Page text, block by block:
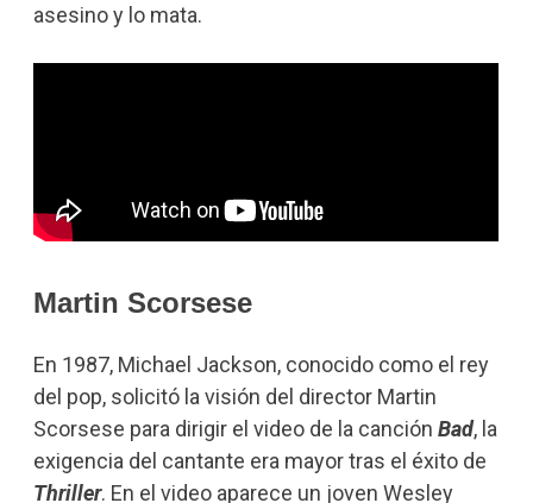
asesino y lo mata.
Martin Scorsese
En 1987, Michael Jackson, conocido como el rey
del pop, solicitó la visión del director Martin
Scorsese para dirigir el video de la canción Bad, la
exigencia del cantante era mayor tras el éxito de
Thriller. En el video aparece un joven Wesley